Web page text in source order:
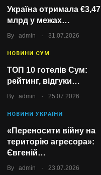
Україна отримала €3,47
млрд у межах…
By admin . 31.07.2026
НОВИНИ СУМ
ТОП 10 готелів Сум:
рейтинг, відгуки…
By admin . 25.07.2026
НОВИНИ УКРАЇНИ
«Переносити війну на
територію агресора»:
Євгеній…
By admin . 23.07.2026